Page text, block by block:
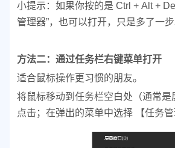
小提示：如果你按的是 Ctrl + Alt +
管理器”，也可以打开，只是多了一步
方法二：通过任务栏右键菜单打开
适合鼠标操作更习惯的朋友。
将鼠标移动到任务栏空白处（通常是
点击； 在弹出的菜单中选择 【任务管